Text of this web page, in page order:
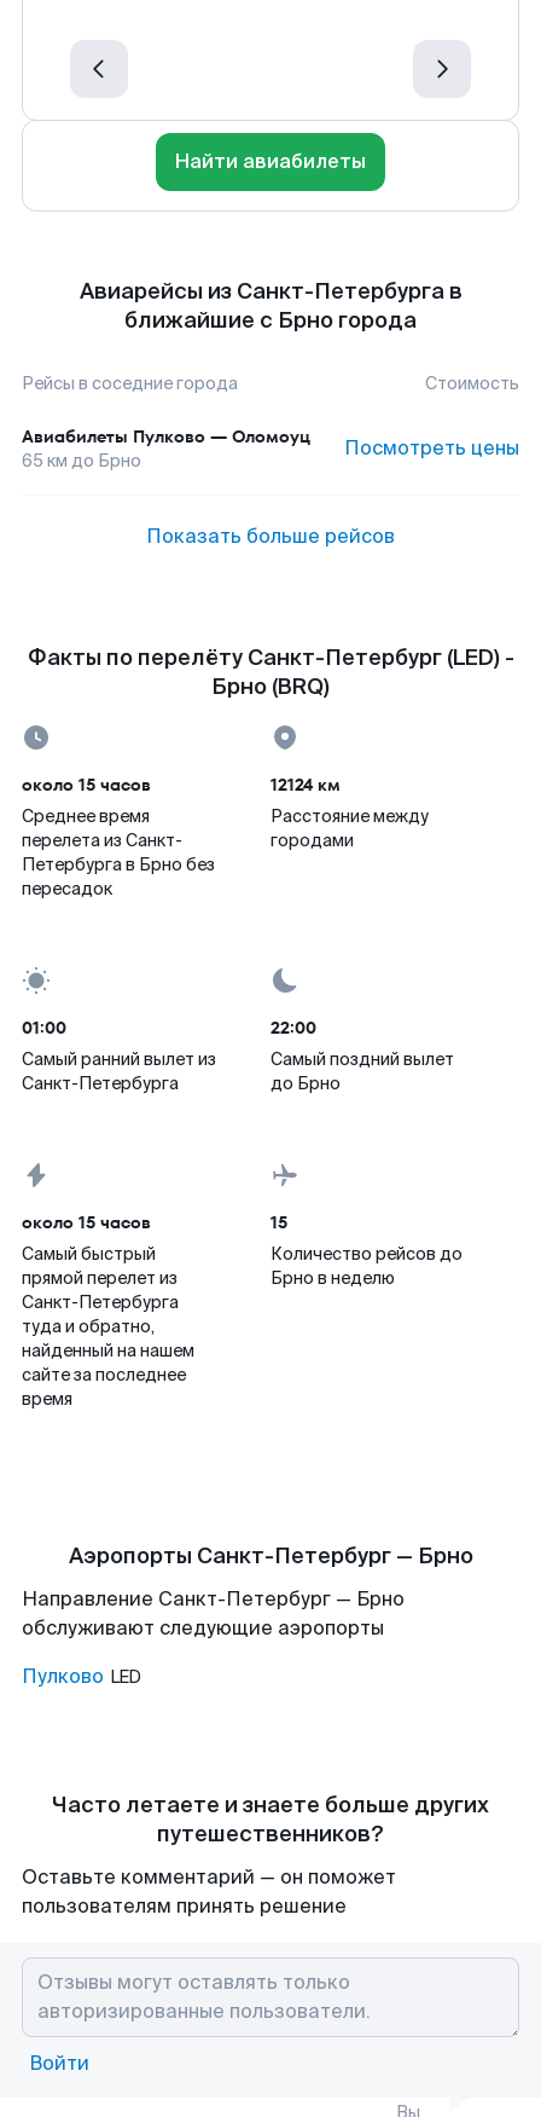
Найти авиабилеты
Авиарейсы из Санкт-Петербурга в
ближайшие с Брно города
Рейсы в соседние города Стоимость
Авиабилеты Пулково — Оломоуц
65 км до Брно Посмотреть цены
Показать больше рейсов
Факты по перелёту Санкт-Петербург (LED) -
Брно (BRQ)
около 15 часов
Среднее время
перелета из Санкт-
Петербурга в Брно без
пересадок
12124 км
Расстояние между
городами
01:00
Самый ранний вылет из
Санкт-Петербурга
22:00
Самый поздний вылет
до Брно
около 15 часов
Самый быстрый
прямой перелет из
Санкт-Петербурга
туда и обратно,
найденный на нашем
сайте за последнее
время
15
Количество рейсов до
Брно в неделю
Аэропорты Санкт-Петербург — Брно
Направление Санкт-Петербург — Брно
обслуживают следующие аэропорты
Пулково LED
Часто летаете и знаете больше других
путешественников?
Оставьте комментарий — он поможет
пользователям принять решение
Войти
Вы